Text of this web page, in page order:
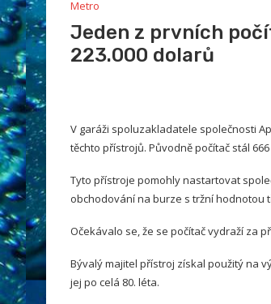
Metro
Jeden z prvních
223.000 dolarů
V garáži spoluzakladatele společnosti
těchto přístrojů. Původně počítač stál
Tyto přístroje pomohly nastartovat
obchodování na burze s tržní hodnotou
Očekávalo se, že se počítač vydraží za
Bývalý majitel přístroj získal použitý na
jej po celá 80. léta.